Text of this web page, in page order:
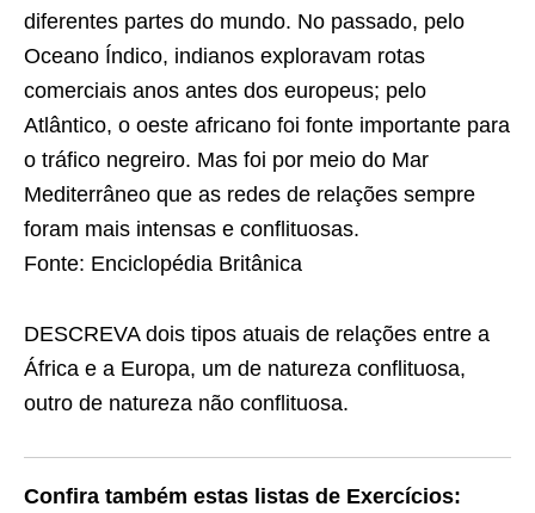
diferentes partes do mundo. No passado, pelo
Oceano Índico, indianos exploravam rotas
comerciais anos antes dos europeus; pelo
Atlântico, o oeste africano foi fonte importante para
o tráfico negreiro. Mas foi por meio do Mar
Mediterrâneo que as redes de relações sempre
foram mais intensas e conflituosas.
Fonte: Enciclopédia Britânica
DESCREVA dois tipos atuais de relações entre a
África e a Europa, um de natureza conflituosa,
outro de natureza não conflituosa.
Confira também estas listas de Exercícios: